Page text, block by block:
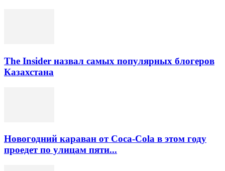
The Insider назвал самых популярных блогеров
Казахстана
Новогодний караван от Coca-Cola в этом году
проедет по улицам пяти...